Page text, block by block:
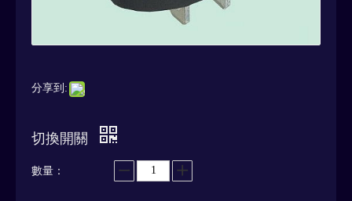
分享到:
切換開關
數量：